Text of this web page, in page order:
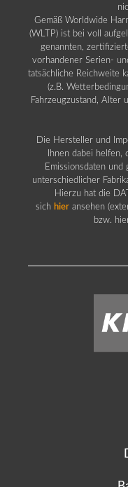
Gemäß Worldwide
(WLTP) ist bei voll
genannten,
vorhandener Serien-
tatsächliche Reichweite
(z.B.
Fahrzeugzustand, Alter
Die Hersteller und
Ihnen dabei
Emissionsdaten
unterschiedlicher
Hierzu hat die
sich hier ansehen
bzw.